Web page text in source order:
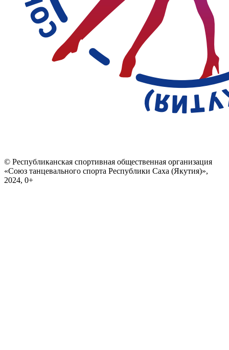
© Республиканская спортивная общественная организация
«Союз танцевального спорта Республики Саха (Якутия)»,
2024, 0+